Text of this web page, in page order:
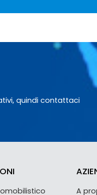
quindi contattaci
A